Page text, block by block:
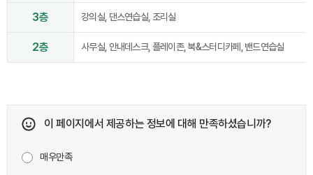
3층 강의실, 댄스연습실, 조리실
2층 사무실, 안내데스크, 플레이존, 북&스터디카페, 밴드연습실
이 페이지에서 제공하는 정보에 대해 만족하셨습니까?
매우만족